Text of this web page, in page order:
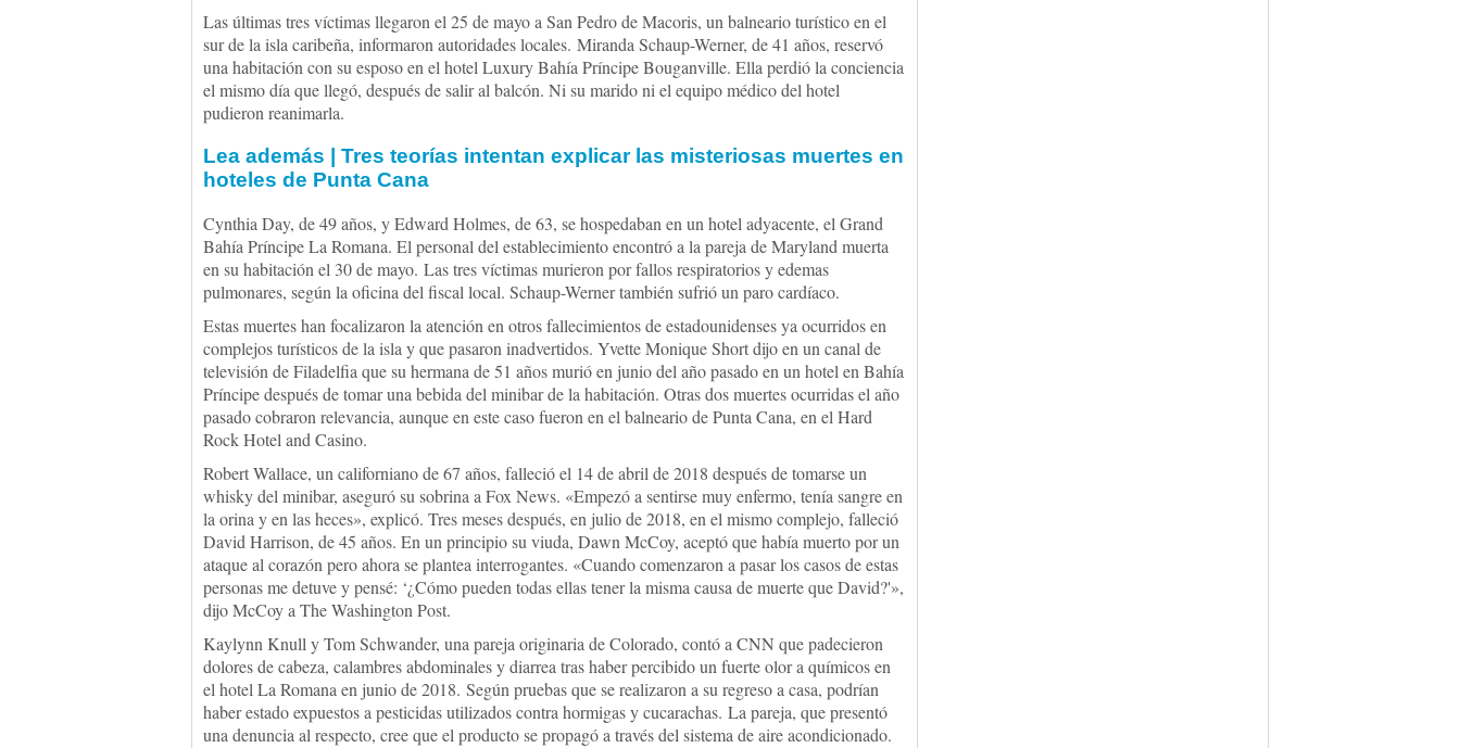
Las últimas tres víctimas llegaron el 25 de mayo a San Pedro de Macoris, un balneario turístico en el
sur de la isla caribeña, informaron autoridades locales. Miranda Schaup-Werner, de 41 años, reservó
una habitación con su esposo en el hotel Luxury Bahía Príncipe Bouganville. Ella perdió la conciencia
el mismo día que llegó, después de salir al balcón. Ni su marido ni el equipo médico del hotel
pudieron reanimarla.
Lea además | Tres teorías intentan explicar las misteriosas muertes en
hoteles de Punta Cana
Cynthia Day, de 49 años, y Edward Holmes, de 63, se hospedaban en un hotel adyacente, el Grand
Bahía Príncipe La Romana. El personal del establecimiento encontró a la pareja de Maryland muerta
en su habitación el 30 de mayo. Las tres víctimas murieron por fallos respiratorios y edemas
pulmonares, según la oficina del fiscal local. Schaup-Werner también sufrió un paro cardíaco.
Estas muertes han focalizaron la atención en otros fallecimientos de estadounidenses ya ocurridos en
complejos turísticos de la isla y que pasaron inadvertidos. Yvette Monique Short dijo en un canal de
televisión de Filadelfia que su hermana de 51 años murió en junio del año pasado en un hotel en Bahía
Príncipe después de tomar una bebida del minibar de la habitación. Otras dos muertes ocurridas el año
pasado cobraron relevancia, aunque en este caso fueron en el balneario de Punta Cana, en el Hard
Rock Hotel and Casino.
Robert Wallace, un californiano de 67 años, falleció el 14 de abril de 2018 después de tomarse un
whisky del minibar, aseguró su sobrina a Fox News. «Empezó a sentirse muy enfermo, tenía sangre en
la orina y en las heces», explicó. Tres meses después, en julio de 2018, en el mismo complejo, falleció
David Harrison, de 45 años. En un principio su viuda, Dawn McCoy, aceptó que había muerto por un
ataque al corazón pero ahora se plantea interrogantes. «Cuando comenzaron a pasar los casos de estas
personas me detuve y pensé: ‘¿Cómo pueden todas ellas tener la misma causa de muerte que David?'»,
dijo McCoy a The Washington Post.
Kaylynn Knull y Tom Schwander, una pareja originaria de Colorado, contó a CNN que padecieron
dolores de cabeza, calambres abdominales y diarrea tras haber percibido un fuerte olor a químicos en
el hotel La Romana en junio de 2018. Según pruebas que se realizaron a su regreso a casa, podrían
haber estado expuestos a pesticidas utilizados contra hormigas y cucarachas. La pareja, que presentó
una denuncia al respecto, cree que el producto se propagó a través del sistema de aire acondicionado.